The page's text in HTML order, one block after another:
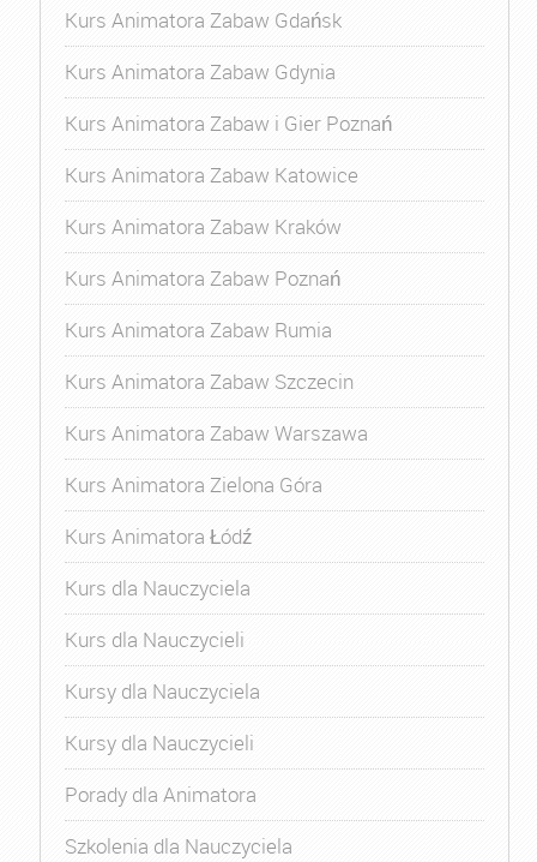
Kurs Animatora Zabaw Gdańsk
Kurs Animatora Zabaw Gdynia
Kurs Animatora Zabaw i Gier Poznań
Kurs Animatora Zabaw Katowice
Kurs Animatora Zabaw Kraków
Kurs Animatora Zabaw Poznań
Kurs Animatora Zabaw Rumia
Kurs Animatora Zabaw Szczecin
Kurs Animatora Zabaw Warszawa
Kurs Animatora Zielona Góra
Kurs Animatora Łódź
Kurs dla Nauczyciela
Kurs dla Nauczycieli
Kursy dla Nauczyciela
Kursy dla Nauczycieli
Porady dla Animatora
Szkolenia dla Nauczyciela